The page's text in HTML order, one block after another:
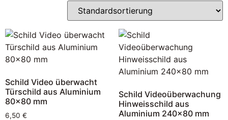
Schild Video überwacht
Türschild aus Aluminium
80×80 mm
6,50 €
Schild Videoüberwachung
Hinweisschild aus
Aluminium 240×80 mm